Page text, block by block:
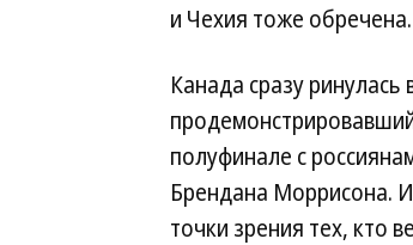
и Чехия тоже обречена.
Канада сразу
полуфинале с
Брендана Моррисона.
точки зрения тех, кто